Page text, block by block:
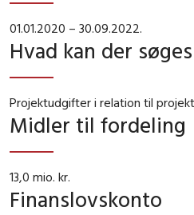
01.01.2020 – 30.09.2022.
Hvad kan der
Projektudgifter i relation til
Midler til fordeling
13,0 mio. kr.
Finanslovskonto